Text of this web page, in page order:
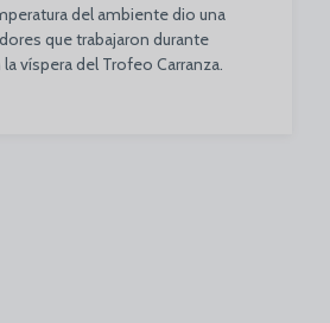
del ambiente dio una
que trabajaron durante
víspera del Trofeo Carranza.